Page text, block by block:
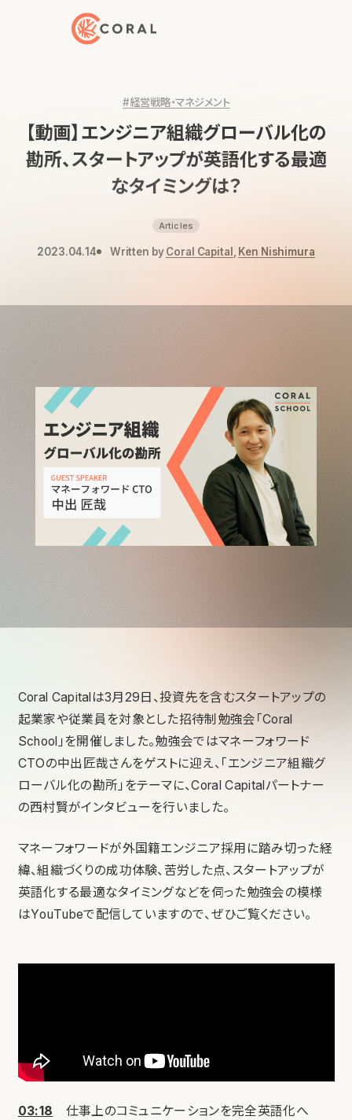
トップページへ戻る
#経営戦略・マネジメント
【動画】エンジニア組織グローバル化の
勘所、スタートアップが英語化する最適
なタイミングは？
Articles
2023.04.14 Written byCoral Capital Ken Nishimura
Coral Capitalは3月29日、投資先を含むスタートアップの
起業家や従業員を対象とした招待制勉強会「Coral
School」を開催しました。勉強会ではマネーフォワード
CTOの中出匠哉さんをゲストに迎え、「エンジニア組織グ
ローバル化の勘所」をテーマに、Coral Capitalパートナー
の西村賢がインタビューを行いました。
マネーフォワードが外国籍エンジニア採用に踏み切った経
緯、組織づくりの成功体験、苦労した点、スタートアップが
英語化する最適なタイミングなどを伺った勉強会の模様
はYouTubeで配信していますので、ぜひご覧ください。
03:18 仕事上のコミュニケーションを完全英語化へ